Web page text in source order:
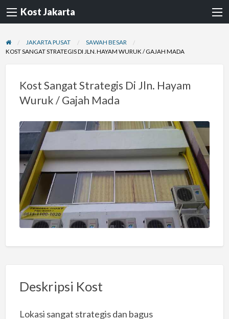
Kost Jakarta
JAKARTA PUSAT
SAWAH BESAR
KOST SANGAT STRATEGIS DI JLN. HAYAM WURUK / GAJAH MADA
Kost Sangat Strategis Di Jln. Hayam
Wuruk / Gajah Mada
Deskripsi Kost
Lokasi sangat strategis dan bagus